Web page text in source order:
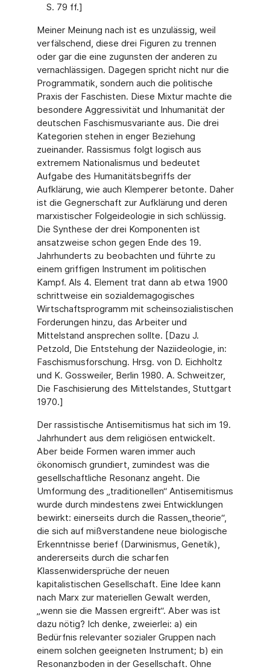
S. 79 ff.]
Meiner Meinung nach ist es unzulässig, weil
verfälschend, diese drei Figuren zu trennen
oder gar die eine zugunsten der anderen zu
vernachlässigen. Dagegen spricht nicht nur die
Programmatik, sondern auch die politische
Praxis der Faschisten. Diese Mixtur machte die
besondere Aggressivität und Inhumanität der
deutschen Faschismusvariante aus. Die drei
Kategorien stehen in enger Beziehung
zueinander. Rassismus folgt logisch aus
extremem Nationalismus und bedeutet
Aufgabe des Humanitätsbegriffs der
Aufklärung, wie auch Klemperer betonte. Daher
ist die Gegnerschaft zur Aufklärung und deren
marxistischer Folgeideologie in sich schlüssig.
Die Synthese der drei Komponenten ist
ansatzweise schon gegen Ende des 19.
Jahrhunderts zu beobachten und führte zu
einem griffigen Instrument im politischen
Kampf. Als 4. Element trat dann ab etwa 1900
schrittweise ein sozialdemagogisches
Wirtschaftsprogramm mit scheinsozialistischen
Forderungen hinzu, das Arbeiter und
Mittelstand ansprechen sollte. [Dazu J.
Petzold, Die Entstehung der Naziideologie, in:
Faschismusforschung. Hrsg. von D. Eichholtz
und K. Gossweiler, Berlin 1980. A. Schweitzer,
Die Faschisierung des Mittelstandes, Stuttgart
1970.]
Der rassistische Antisemitismus hat sich im 19.
Jahrhundert aus dem religiösen entwickelt.
Aber beide Formen waren immer auch
ökonomisch grundiert, zumindest was die
gesellschaftliche Resonanz angeht. Die
Umformung des „traditionellen“ Antisemitismus
wurde durch mindestens zwei Entwicklungen
bewirkt: einerseits durch die Rassen„theorie“,
die sich auf mißverstandene neue biologische
Erkenntnisse berief (Darwinismus, Genetik),
andererseits durch die scharfen
Klassenwidersprüche der neuen
kapitalistischen Gesellschaft. Eine Idee kann
nach Marx zur materiellen Gewalt werden,
„wenn sie die Massen ergreift“. Aber was ist
dazu nötig? Ich denke, zweierlei: a) ein
Bedürfnis relevanter sozialer Gruppen nach
einem solchen geeigneten Instrument; b) ein
Resonanzboden in der Gesellschaft. Ohne